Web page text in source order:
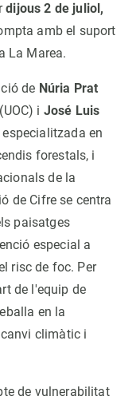
dijous 2 de juliol,
amb el suport
La Marea.
de Núria Prat
(UOC) i José Luis
especialitzada en
forestals, i
de la
de Cifre se centra
paisatges
especial a
risc de foc. Per
de l'equip de
en la
climàtic i
de vulnerabilitat